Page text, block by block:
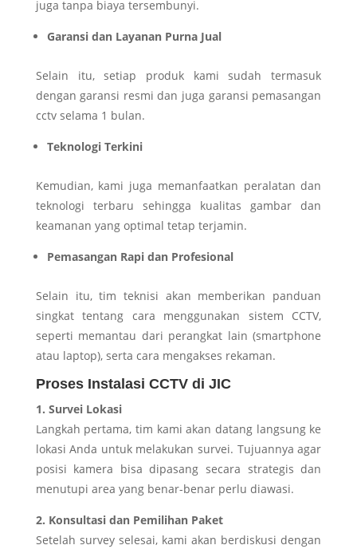
juga tanpa biaya tersembunyi.
Garansi dan Layanan Purna Jual
Selain itu, setiap produk kami sudah termasuk
dengan garansi resmi dan juga garansi pemasangan
cctv selama 1 bulan.
Teknologi Terkini
Kemudian, kami juga memanfaatkan peralatan dan
teknologi terbaru sehingga kualitas gambar dan
keamanan yang optimal tetap terjamin.
Pemasangan Rapi dan Profesional
Selain itu, tim teknisi akan memberikan panduan
singkat tentang cara menggunakan sistem CCTV,
seperti memantau dari perangkat lain (smartphone
atau laptop), serta cara mengakses rekaman.
Proses Instalasi CCTV di JIC
1. Survei Lokasi
Langkah pertama, tim kami akan datang langsung ke
lokasi Anda untuk melakukan survei. Tujuannya agar
posisi kamera bisa dipasang secara strategis dan
menutupi area yang benar-benar perlu diawasi.
2. Konsultasi dan Pemilihan Paket
Setelah survey selesai, kami akan berdiskusi dengan